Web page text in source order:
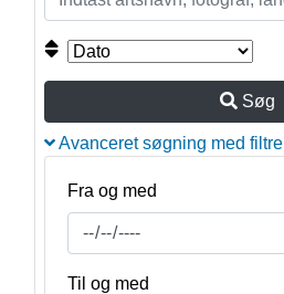
Søg
Avanceret søgning med filtre
Fra og med
Til og med